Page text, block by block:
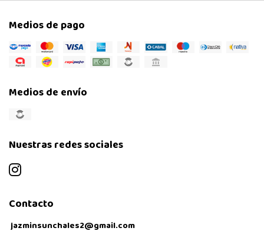
Medios de pago
Medios de envío
Nuestras redes sociales
Contacto
jazminsunchales2@gmail.com